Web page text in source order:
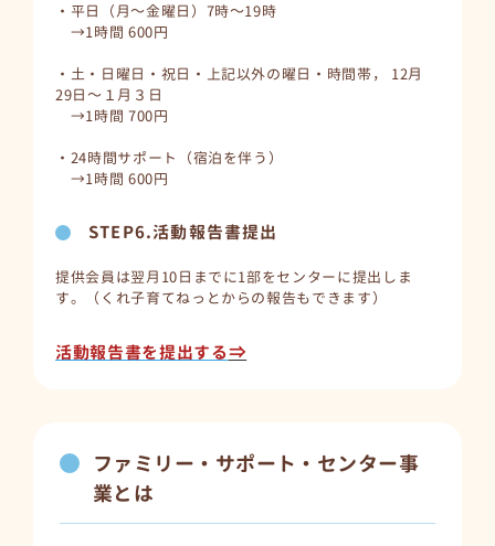
・平日（月～金曜日）7時～19時
→1時間 600円
・土・日曜日・祝日・上記以外の曜日・時間帯， 12月
29日～１月３日
→1時間 700円
・24時間サポート（宿泊を伴う）
→1時間 600円
STEP6.活動報告書提出
提供会員は翌月10日までに1部をセンターに提出しま
す。（くれ子育てねっとからの報告もできます）
活動報告書を提出する⇒
ファミリー・サポート・センター事
業とは